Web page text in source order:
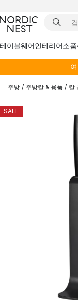
테이블웨어인테리어소품
주방 / 주방칼 & 용품 / 칼
SALE